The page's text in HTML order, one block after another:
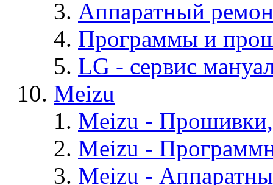
Аппаратный
Программы и
LG - cервис
Meizu
Meizu -
Meizu -
Meizu -